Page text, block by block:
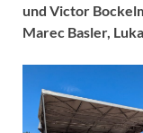
und Victor
Marec Basler,